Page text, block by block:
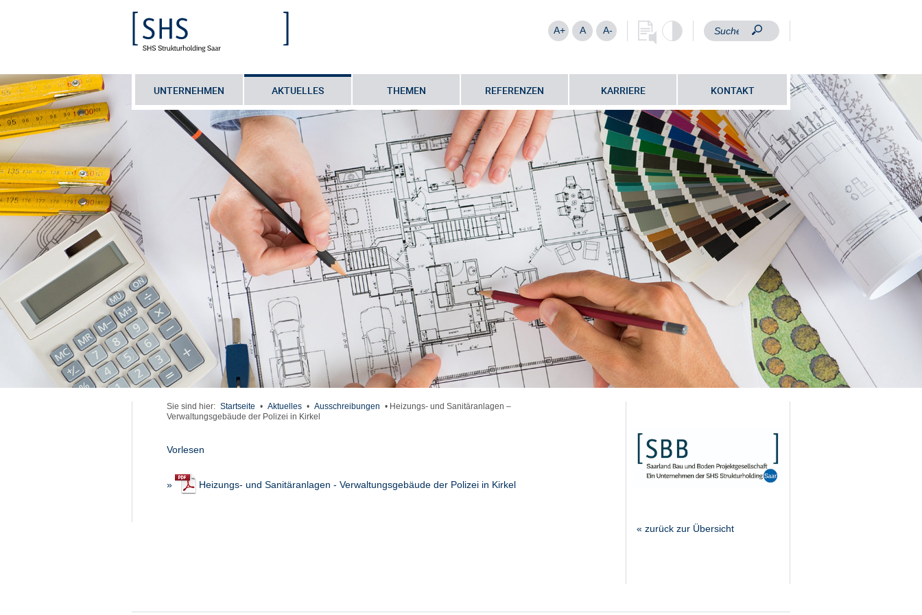
A+ A A-
UNTERNEHMEN AKTUELLES THEMEN REFERENZEN KARRIERE KONTAKT
Sie sind hier: Startseite • Aktuelles • Ausschreibungen • Heizungs- und Sanitäranlagen –
Verwaltungsgebäude der Polizei in Kirkel
Vorlesen
» Heizungs- und Sanitäranlagen - Verwaltungsgebäude der Polizei in Kirkel
« zurück zur Übersicht